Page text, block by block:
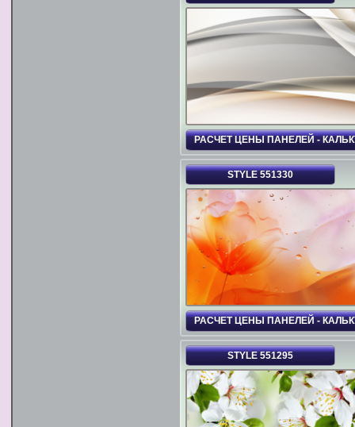
РАСЧЕТ ЦЕНЫ ПАНЕЛЕЙ -
STYLE 551330
РАСЧЕТ ЦЕНЫ ПАНЕЛЕЙ -
STYLE 551295